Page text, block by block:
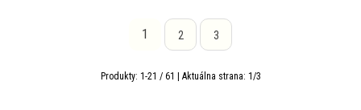
1 2 3
Produkty: 1-21 / 61 | Aktuálna strana: 1/3